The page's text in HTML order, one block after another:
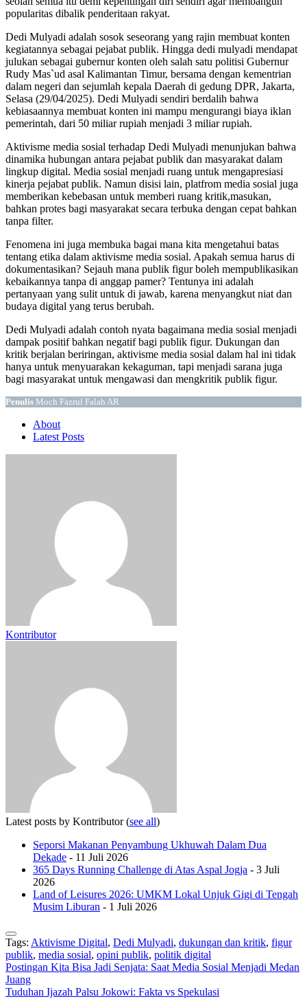
popularitas dibalik penderitaan rakyat.
Dedi Mulyadi adalah sosok seseorang yang rajin membuat konten
kegiatannya sebagai pejabat publik. Hingga dedi mulyadi mendapat
julukan sebagai gubernur konten oleh salah satu politisi Gubernur
Rudy Mas`ud asal Kalimantan Timur, bersama dengan kementrian
dalam negeri dan sejumlah kepala Daerah di gedung DPR, Jakarta,
Selasa (29/04/2025). Dedi Mulyadi sendiri berdalih bahwa
kebiasaannya membuat konten ini mampu mengurangi biaya iklan
pemerintah, dari 50 miliar rupiah menjadi 3 miliar rupiah.
Aktivisme media sosial terhadap Dedi Mulyadi menunjukan bahwa
dinamika hubungan antara pejabat publik dan masyarakat dalam
lingkup digital. Media sosial menjadi ruang untuk mengapresiasi
kinerja pejabat publik. Namun disisi lain, platfrom media sosial juga
memberikan kebebasan untuk memberi ruang kritik,masukan,
bahkan protes bagi masyarakat secara terbuka dengan cepat bahkan
tanpa filter.
Fenomena ini juga membuka bagai mana kita mengetahui batas
tentang etika dalam aktivisme media sosial. Apakah semua harus di
dokumentasikan? Sejauh mana publik figur boleh mempublikasikan
kebaikannya tanpa di anggap pamer? Tentunya ini adalah
pertanyaan yang sulit untuk di jawab, karena menyangkut niat dan
budaya digital yang terus berubah.
Dedi Mulyadi adalah contoh nyata bagaimana media sosial menjadi
dampak positif bahkan negatif bagi publik figur. Dukungan dan
kritik berjalan beriringan, aktivisme media sosial dalam hal ini tidak
hanya untuk menyuarakan kekaguman, tapi menjadi sarana juga
bagi masyarakat untuk mengawasi dan mengkritik publik figur.
Penulis Moch Fazrul Falah AR
About
Latest Posts
Kontributor
Latest posts by Kontributor(see all)
Seporsi Makanan Penyambung Ukhuwah Dalam Dua
Dekade - 11 Juli 2026
365 Days Running Challenge di Atas Aspal Jogja - 3 Juli
2026
Land of Leisures 2026: UMKM Lokal Unjuk Gigi di Tengah
Musim Liburan - 1 Juli 2026
Tags: Aktivisme Digital, Dedi Mulyadi, dukungan dan kritik, figur
publik, media sosial, opini publik, politik digital
Navigasi
pos
Postingan Kita Bisa Jadi Senjata: Saat Media Sosial Menjadi Medan
Juang
Tuduhan Ijazah Palsu Jokowi: Fakta vs Spekulasi